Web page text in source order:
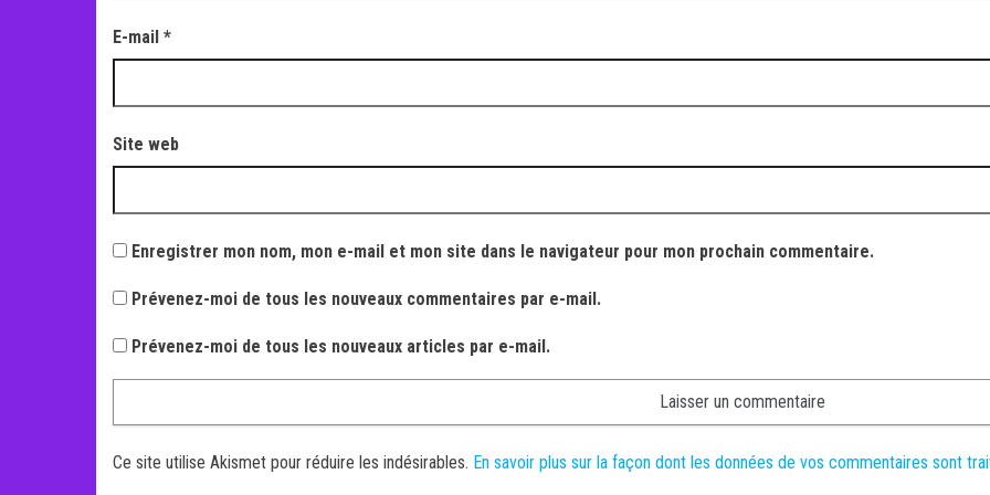
E-mail *
Site web
Enregistrer mon nom, mon e-mail et mon site dans le navigateur pour mon prochain commentaire.
Prévenez-moi de tous les nouveaux commentaires par e-mail.
Prévenez-moi de tous les nouveaux articles par e-mail.
Ce site utilise Akismet pour réduire les indésirables. En savoir plus sur la façon dont les données de vos commentaires sont